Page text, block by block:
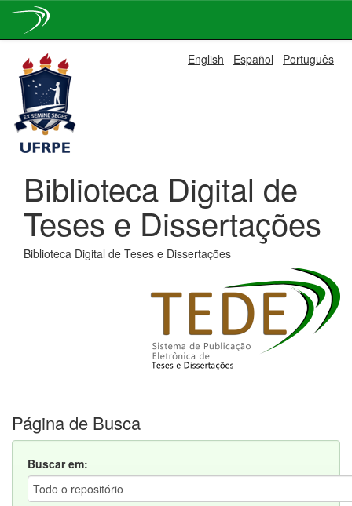
navigation
English Español Português
Biblioteca Digital de
Teses e Dissertações
Biblioteca Digital de Teses e Dissertações
Página de Busca
Buscar em: